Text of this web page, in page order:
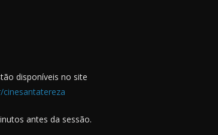
disponíveis no site
antes da sessão.